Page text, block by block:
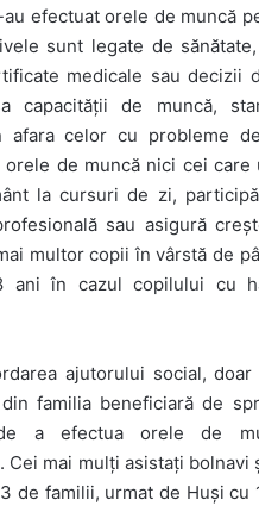
efectuat orele de muncă
sunt legate de
medicale sau decizii
capacității de muncă,
afara celor cu probleme
orele de muncă nici cei care
la cursuri de zi,
sau asigură
multor copii în vârstă de
ani în cazul copilului cu
ajutorului social,
familia beneficiară de
a efectua orele de
Cei mai mulți asistați bolnavi
de familii, urmat de Huși cu